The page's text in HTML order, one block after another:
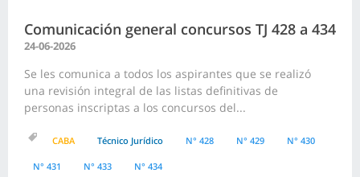
Comunicación general concursos TJ 428 a 434
24-06-2026
Se les comunica a todos los aspirantes que se realizó
una revisión integral de las listas definitivas de
personas inscriptas a los concursos del...
CABA Técnico Jurídico N° 428 N° 429 N° 430
N° 431 N° 433 N° 434